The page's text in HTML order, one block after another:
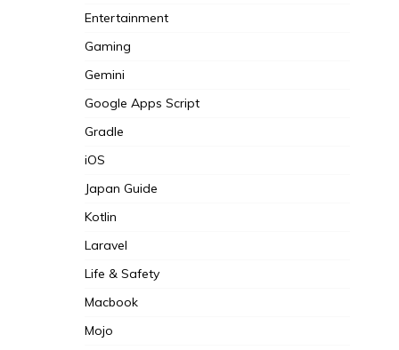
Entertainment
Gaming
Gemini
Google Apps Script
Gradle
iOS
Japan Guide
Kotlin
Laravel
Life & Safety
Macbook
Mojo